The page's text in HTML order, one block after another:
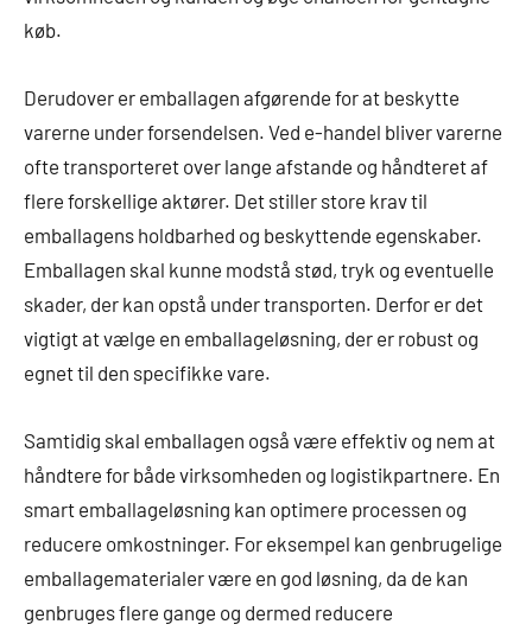
køb.
Derudover er emballagen afgørende for at beskytte
varerne under forsendelsen. Ved e-handel bliver varerne
ofte transporteret over lange afstande og håndteret af
flere forskellige aktører. Det stiller store krav til
emballagens holdbarhed og beskyttende egenskaber.
Emballagen skal kunne modstå stød, tryk og eventuelle
skader, der kan opstå under transporten. Derfor er det
vigtigt at vælge en emballageløsning, der er robust og
egnet til den specifikke vare.
Samtidig skal emballagen også være effektiv og nem at
håndtere for både virksomheden og logistikpartnere. En
smart emballageløsning kan optimere processen og
reducere omkostninger. For eksempel kan genbrugelige
emballagematerialer være en god løsning, da de kan
genbruges flere gange og dermed reducere